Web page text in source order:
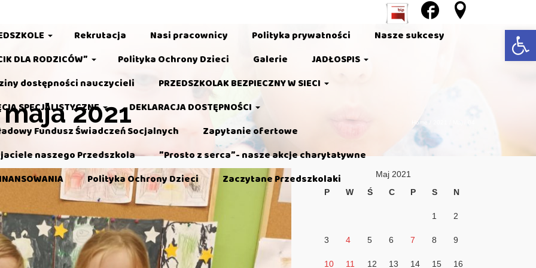
Rekrutacja Nasi pracownicy Polityka prywatności
Nasze sukcesy
DLA RODZICÓW”
Polityka Ochrony Dzieci Galerie
JADŁOSPIS
dostępności nauczycieli
PRZEDSZKOLAK BEZPIECZNY W SIECI
SPECJALISTYCZNE
DEKLARACJA DOSTĘPNOŚCI
Fundusz Świadczeń Socjalnych
Zapytanie ofertowe
naszego Przedszkola
”Prosto z serca”- nasze akcje charytatywne
Polityka Ochrony Dzieci Zaczytane Przedszkolaki
2021 Home
Maj 2021
P
W Ś C P S N
1 2
3 4 5 6 7 8 9
10 11 12 13 14 15 16